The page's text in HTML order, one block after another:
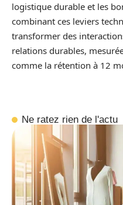
logistique durable et les
combinant ces leviers
transformer des
relations durables,
comme la rétention à 12
Ne ratez rien de l'actu